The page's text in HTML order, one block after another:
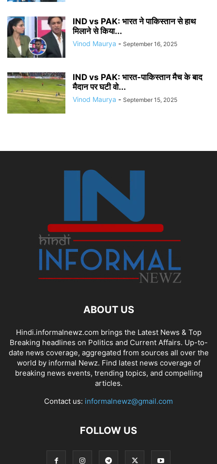
IND vs PAK: भारत ने पाकिस्तान से हाथ
मिलाने से किया...
Vinod Maurya - September 16, 2025
IND vs PAK: भारत-पाकिस्तान मैच के बाद
मैदान पर घटी वो...
Vinod Maurya - September 15, 2025
ABOUT US
Hindi.informalnewz.com brings the Latest News & Top
Breaking headlines on Politics and Current Affairs. Up-to-
date news coverage, aggregated from sources all over the
world by informal Newz. Find latest news coverage of
breaking news events, trending topics, and compelling
articles.
Contact us: informalnewz@gmail.com
FOLLOW US